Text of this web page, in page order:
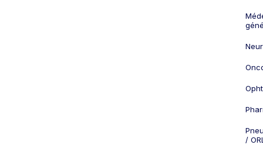
/